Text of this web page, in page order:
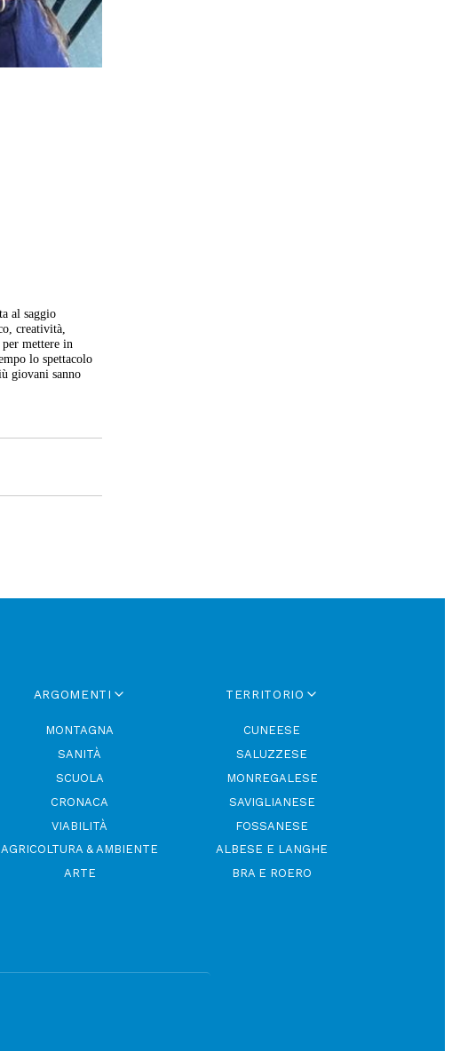
al saggio
creatività,
mettere in
lo spettacolo
giovani sanno
ARGOMENTI
MONTAGNA
SANITÀ
SCUOLA
CRONACA
VIABILITÀ
AGRICOLTURA & AMBIENTE
ARTE
TERRITORIO
CUNEESE
SALUZZESE
MONREGALESE
SAVIGLIANESE
FOSSANESE
ALBESE E LANGHE
BRA E ROERO